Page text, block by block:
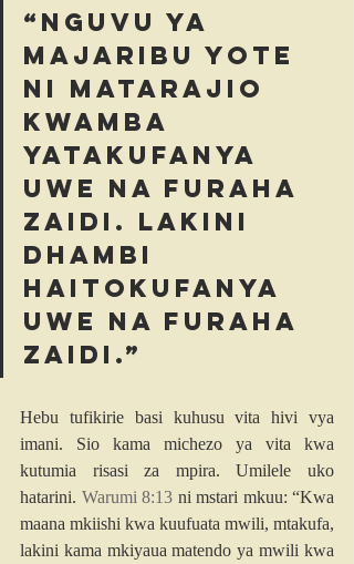
“Nguvu ya
majaribu yote
ni matarajio
kwamba
yatakufanya
uwe na furaha
zaidi. Lakini
dhambi
haitokufanya
uwe na furaha
zaidi.”
Hebu tufikirie basi kuhusu vita hivi vya
imani. Sio kama michezo ya vita kwa
kutumia risasi za mpira. Umilele uko
hatarini. Warumi 8:13 ni mstari mkuu: “Kwa
maana mkiishi kwa kuufuata mwili, mtakufa,
lakini kama mkiyaua matendo ya mwili kwa